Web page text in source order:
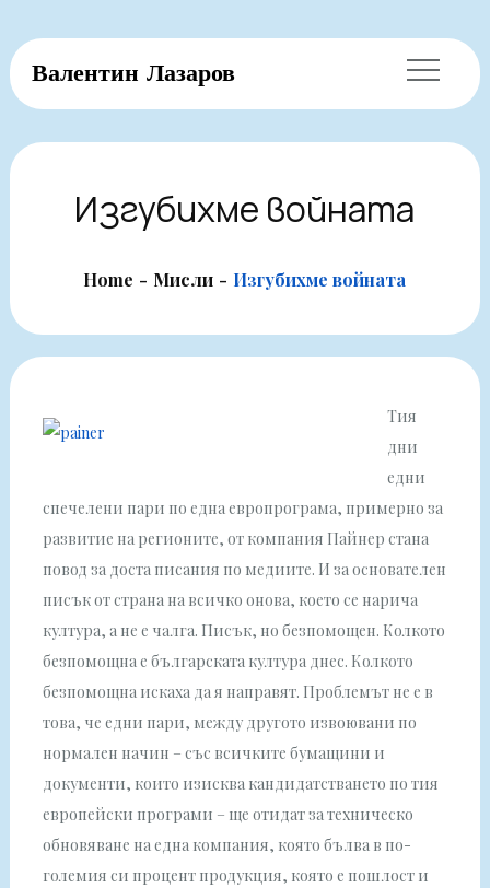
Skip
to
content
Валентин Лазаров
Изгубихме войната
Home Мисли Изгубихме войната
Тия
дни
едни
спечелени пари по една европрограма, примерно за
развитие на регионите, от компания Пайнер стана
повод за доста писания по медиите. И за основателен
писък от страна на всичко онова, което се нарича
култура, а не е чалга. Писък, но безпомощен. Колкото
безпомощна е българската култура днес. Колкото
безпомощна искаха да я направят. Проблемът не е в
това, че едни пари, между другото извоювани по
нормален начин – със всичките бумащини и
документи, които изисква кандидатстването по тия
европейски програми – ще отидат за техническо
обновяване на една компания, която бълва в по-
големия си процент продукция, която е пошлост и